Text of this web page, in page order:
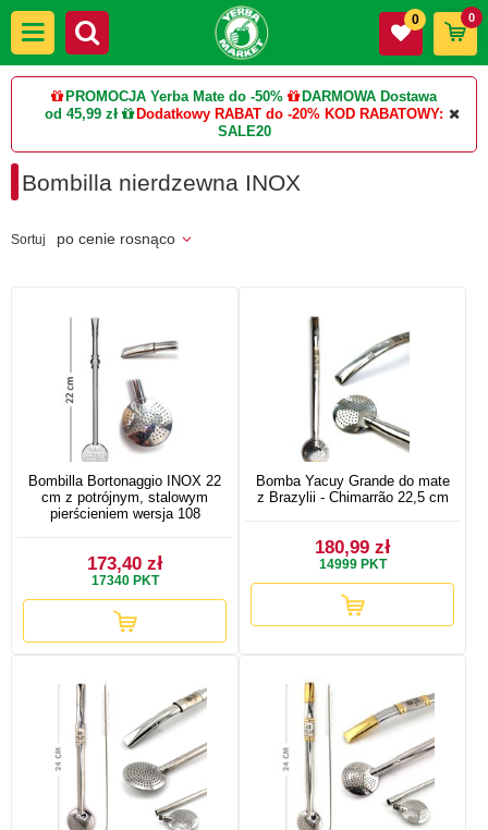
PROMOCJA Yerba Mate do -50%
DARMOWA Dostawa
od 45,99 zł
Dodatkowy RABAT do -20% KOD RABATOWY:
SALE20
0 0
Bombilla nierdzewna INOX
Sortuj po cenie rosnąco
Bombilla Bortonaggio INOX 22
cm z potrójnym, stalowym
pierścieniem wersja 108
173,40 zł
17340PKT
Bomba Yacuy Grande do mate
z Brazylii - Chimarrão 22,5 cm
180,99 zł
14999PKT